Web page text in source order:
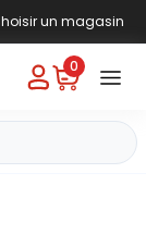
un magasin
0